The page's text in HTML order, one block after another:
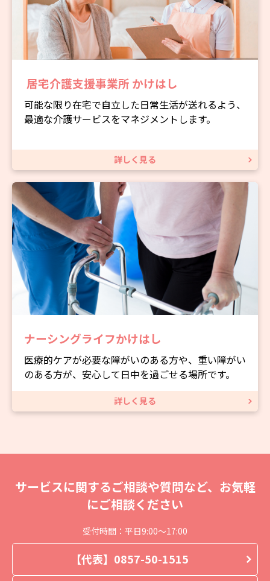
居宅介護支援事業所 かけはし
可能な限り在宅で自立した日常生活が送れるよう、
最適な介護サービスをマネジメントします。
詳しく見る
ナーシングライフかけはし
医療的ケアが必要な障がいのある方や、重い障がい
のある方が、安心して日中を過ごせる場所です。
詳しく見る
サービスに関するご相談や質問など、お気軽
にご相談ください
受付時間：平日9:00〜17:00
【代表】0857-50-1515